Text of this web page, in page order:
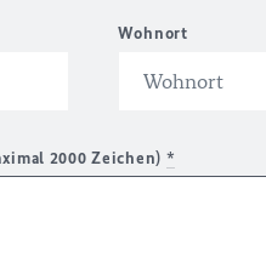
Wohnort
2000 Zeichen) *